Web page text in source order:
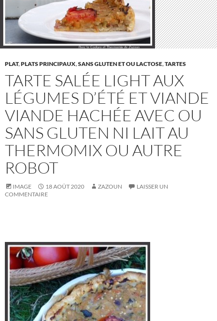
PLAT,PLATS PRINCIPAUX,SANS GLUTEN ET OU LACTOSE,TARTES
TARTE SALÉE LIGHT AUX
LÉGUMES D’ÉTÉ ET VIANDE
VIANDE HACHÉE AVEC OU
SANS GLUTEN NI LAIT AU
THERMOMIX OU AUTRE
ROBOT
IMAGE 18 AOÛT 2020 ZAZOUN
LAISSER UN
COMMENTAIRE